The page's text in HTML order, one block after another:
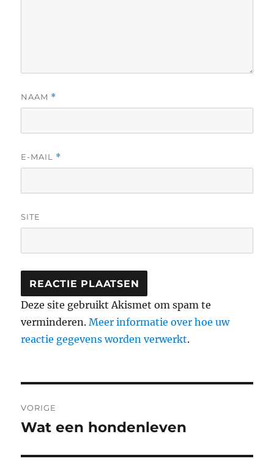
NAAM *
E-MAIL *
SITE
Deze site gebruikt Akismet om spam te
verminderen.Meer informatie over hoe uw
reactie gegevens worden verwerkt.
VORIGE
Vorig
Wat een hondenleven